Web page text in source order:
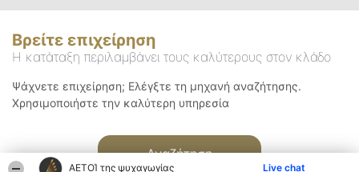
ΑΕΤΟΊ της ψυχαγωγίας Live chat
Βρείτε επιχείρηση
Η κατάταξη περιλαμβάνει τους καλύτερους στον κλάδο
Ψάχνετε επιχείρηση; Ελέγξτε τη μηχανή αναζήτησης.
Χρησιμοποιήστε την καλύτερη υπηρεσία
Αναζήτηση